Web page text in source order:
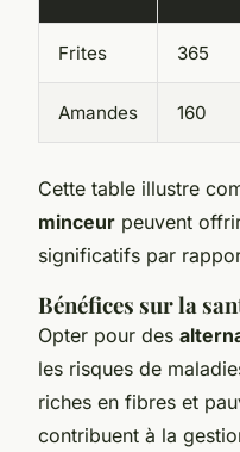
Frites 365
Amandes 160
Cette table illustre
minceur peuvent
significatifs par
Bénéfices sur la
Opter pour des
les risques de
riches en fibres et
contribuent à la